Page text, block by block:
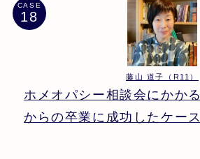
CASE
藤山 道子（R11）
ホメオパシー相談会にかか
からの卒業に成功したケース